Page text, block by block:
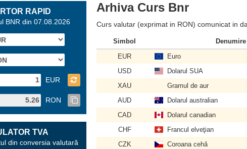
RAPID
BNR din 07.08.2026
EUR
RON
TVA
din conversia valutară
Arhiva Curs Bnr
Curs valutar (exprimat in RON) comunicat in
Simbol Denumire
EUR
Euro
USD
Dolarul SUA
XAU
Gramul de aur
AUD
Dolarul australian
CAD
Dolarul canadian
CHF
Francul elveţian
CZK
Coroana cehă